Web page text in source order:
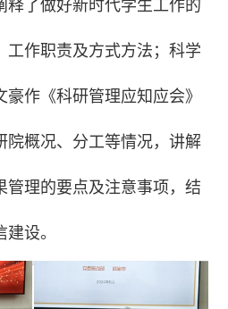
释了做好新时代学生工作的
工作职责及方式方法；科学
作《科研管理应知应会》
院概况、分工等情况，讲解
管理的要点及注意事项，结
设。